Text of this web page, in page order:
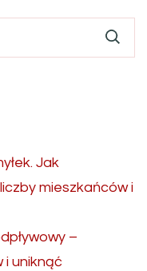
Jak
mieszkańców i
–
i uniknąć